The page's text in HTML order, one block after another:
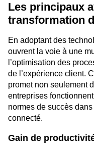
Les principaux
transformation
En adoptant des
ouvrent la voie à une
l’optimisation des
de l’expérience client.
promet non seulement
entreprises
normes de succès
connecté.
Gain de